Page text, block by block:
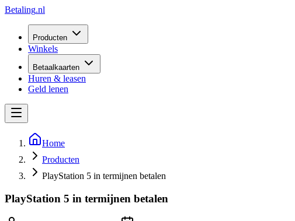
Betaling.nl
Producten
Winkels
Betaalkaarten
Huren & leasen
Geld lenen
Home
Producten
PlayStation 5 in termijnen betalen
PlayStation 5 in termijnen betalen